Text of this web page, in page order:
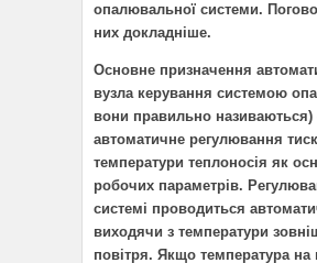
опалювальної системи.
них докладніше.
Основне призначення
вузла керування системою
вони правильно називаються)
автоматичне регулювання
температури теплоносія як
робочих параметрів.
системі проводиться
виходячи з температури
повітря. Якщо температура на